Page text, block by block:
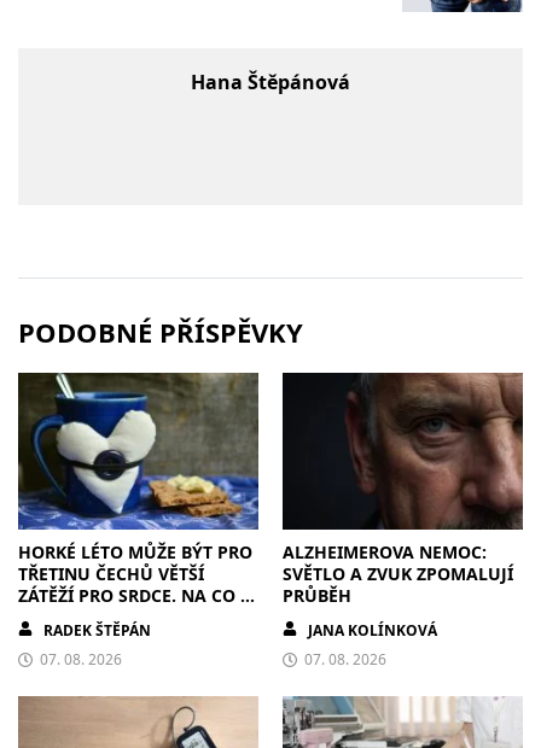
Hana Štěpánová
PODOBNÉ PŘÍSPĚVKY
HORKÉ LÉTO MŮŽE BÝT PRO
TŘETINU ČECHŮ VĚTŠÍ
ZÁTĚŽÍ PRO SRDCE. NA CO SI
DÁT POZOR?
RADEK ŠTĚPÁN
07. 08. 2026
ALZHEIMEROVA NEMOC:
SVĚTLO A ZVUK ZPOMALUJÍ
PRŮBĚH
JANA KOLÍNKOVÁ
07. 08. 2026